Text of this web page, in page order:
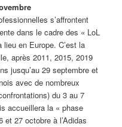
s’affrontent
dans le cadre des « LoL
en Europe. C’est la
après 2011, 2015, 2019
jusqu’au 29 septembre et
avec de nombreux
du 3 au 7
accueillera la « phase
27 octobre à l’Adidas